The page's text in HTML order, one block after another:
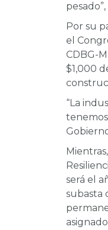
Por su
el
CDBG-
$1,000
“La
será el
subasta